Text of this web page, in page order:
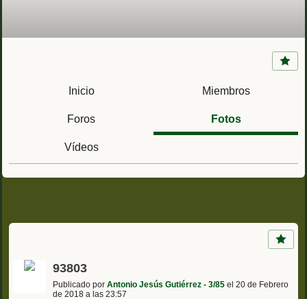
Regimiento de Artillería de Costa nº4 RACTA 4
Inicio Miembros
Foros Fotos
Vídeos
93803
Publicado por Antonio Jesús Gutiérrez - 3/85 el 20 de Febrero
de 2018 a las 23:57